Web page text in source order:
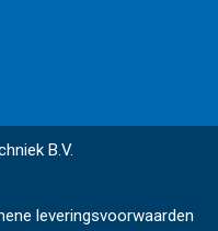
B.V.
leveringsvoorwaarden